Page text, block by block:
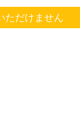
ただけません